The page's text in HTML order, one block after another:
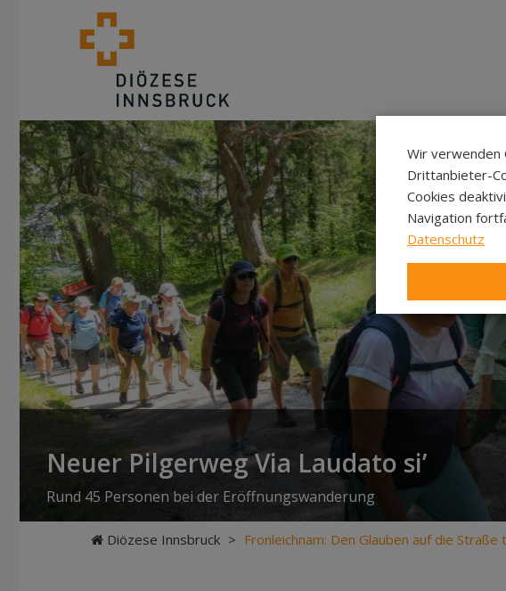
Neuer Pilgerweg Via Laudato si’
Rund 45 Personen bei der Eröffnungswanderung
Diözese Innsbruck > Fronleichnam: Den Glauben auf die Straße
Wir verwenden
Drittanbieter-
Cookies
Navigation
Datenschutz